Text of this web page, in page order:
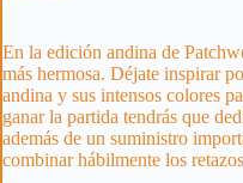
En la edición andina de
más hermosa. Déjate inspirar
andina y sus intensos colores
ganar la partida tendrás que
además de un suministro
combinar hábilmente los